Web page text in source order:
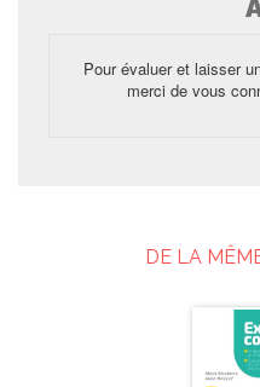
Pour évaluer et laisser
merci de vous
DE LA